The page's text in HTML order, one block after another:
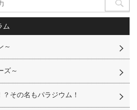
ム
～
ズ～
その名もパラジウム！